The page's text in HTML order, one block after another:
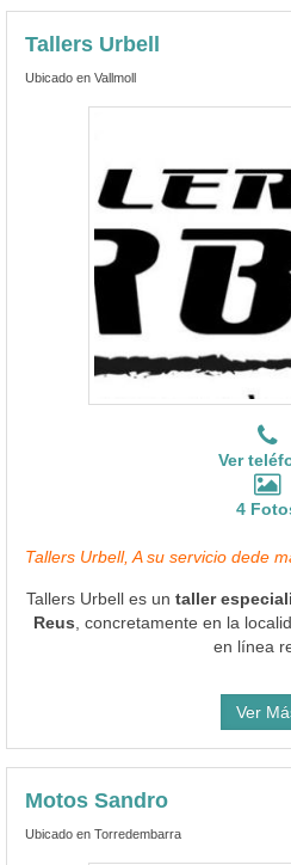
Tallers Urbell
Ubicado en Vallmoll
Ver
4
Tallers Urbell, A su servicio dede
Tallers Urbell es un taller
Reus , concretamente en la
en línea
Ver
Motos Sandro
Ubicado en Torredembarra